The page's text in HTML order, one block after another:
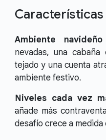
Características
Ambiente
nevadas, una
tejado y una cuenta
ambiente festivo.
Niveles cada vez
añade más
desafío crece a medida